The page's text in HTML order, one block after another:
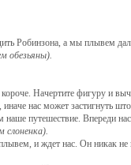
Робинзона, а мы плывем
обезьяны).
Начертите фигуру и
иначе нас может застигнуть
путешествие. Впереди нас
слоненка).
и ждет нас. Он никак